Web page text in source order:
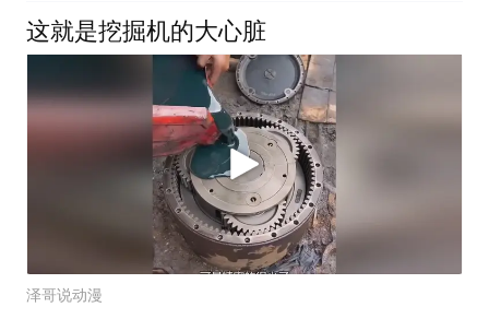
这就是挖掘机的大心脏
泽哥说动漫